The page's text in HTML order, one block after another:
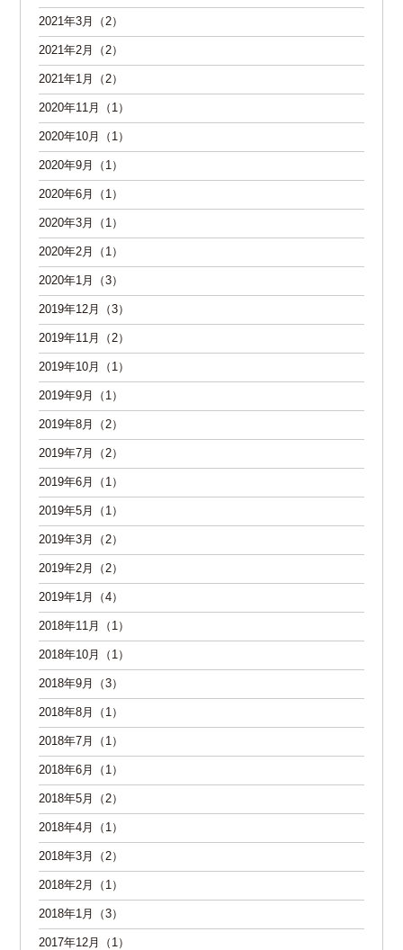
2021年3月（2）
2021年2月（2）
2021年1月（2）
2020年11月（1）
2020年10月（1）
2020年9月（1）
2020年6月（1）
2020年3月（1）
2020年2月（1）
2020年1月（3）
2019年12月（3）
2019年11月（2）
2019年10月（1）
2019年9月（1）
2019年8月（2）
2019年7月（2）
2019年6月（1）
2019年5月（1）
2019年3月（2）
2019年2月（2）
2019年1月（4）
2018年11月（1）
2018年10月（1）
2018年9月（3）
2018年8月（1）
2018年7月（1）
2018年6月（1）
2018年5月（2）
2018年4月（1）
2018年3月（2）
2018年2月（1）
2018年1月（3）
2017年12月（1）